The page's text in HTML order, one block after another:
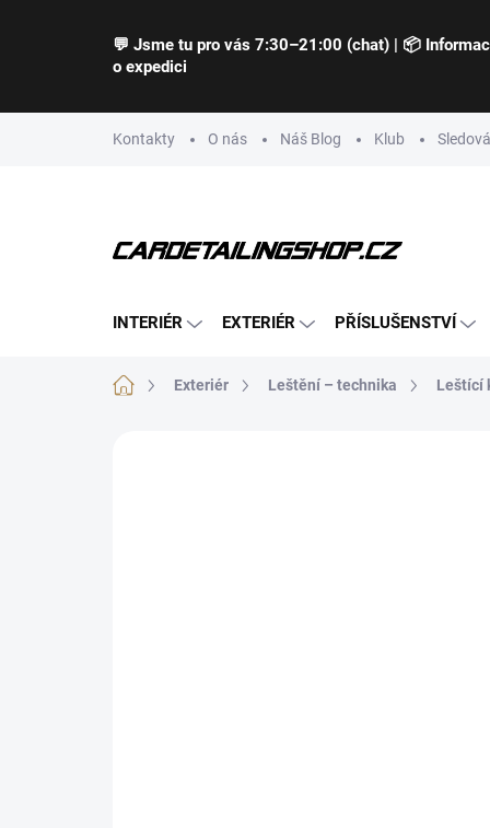
💬 Jsme tu pro vás 7:30–21:00 (chat) | 📦
o expedici
Kontakty O nás Náš Blog Klub
INTERIÉR EXTERIÉR PŘÍSLUŠENSTVÍ
Domů Exteriér Leštění – technika Leštící